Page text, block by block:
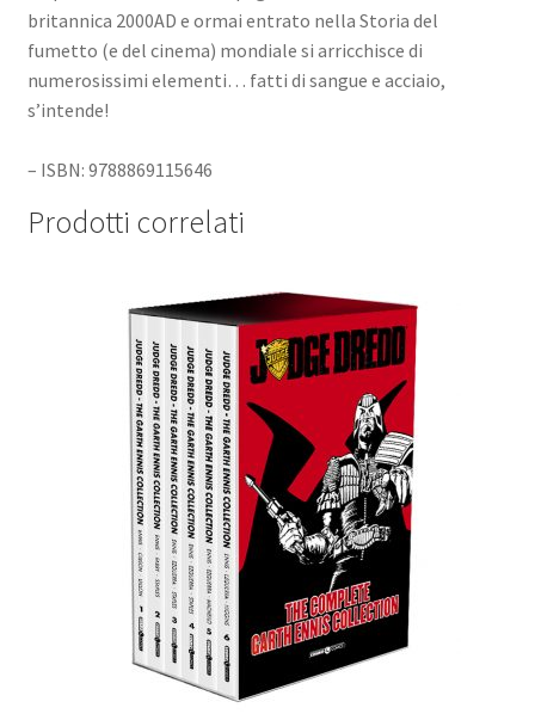
britannica 2000AD e ormai entrato nella Storia del
fumetto (e del cinema) mondiale si arricchisce di
numerosissimi elementi… fatti di sangue e acciaio,
s’intende!
– ISBN: 9788869115646
Prodotti correlati